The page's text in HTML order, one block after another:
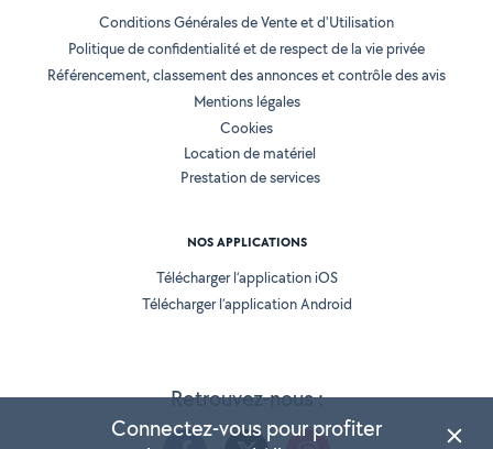
Retrouvez-nous :
Conditions Générales de Vente et d'Utilisation
Politique de confidentialité et de respect de la vie privée
Référencement, classement des annonces et contrôle des avis
Mentions légales
Cookies
Location de matériel
Prestation de services
NOS APPLICATIONS
Télécharger l’application iOS
Télécharger l’application Android
Connectez-vous pour profiter